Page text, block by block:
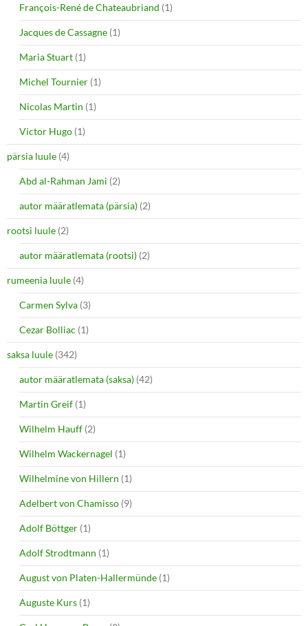
François-René de Chateaubriand (1)
Jacques de Cassagne (1)
Maria Stuart (1)
Michel Tournier (1)
Nicolas Martin (1)
Victor Hugo (1)
pärsia luule (4)
Abd al-Rahman Jami (2)
autor määratlemata (pärsia) (2)
rootsi luule (2)
autor määratlemata (rootsi) (2)
rumeenia luule (4)
Carmen Sylva (3)
Cezar Bolliac (1)
saksa luule (342)
autor määratlemata (saksa) (42)
Martin Greif (1)
Wilhelm Hauff (2)
Wilhelm Wackernagel (1)
Wilhelmine von Hillern (1)
Adelbert von Chamisso (9)
Adolf Böttger (1)
Adolf Strodtmann (1)
August von Platen-Hallermünde (1)
Auguste Kurs (1)